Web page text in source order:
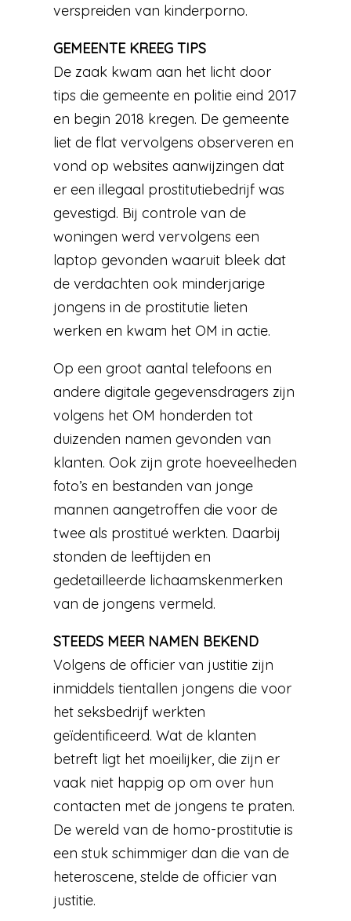
verspreiden van kinderporno.
GEMEENTE KREEG TIPS
De zaak kwam aan het licht door
tips die gemeente en politie eind 2017
en begin 2018 kregen. De gemeente
liet de flat vervolgens observeren en
vond op websites aanwijzingen dat
er een illegaal prostitutiebedrijf was
gevestigd. Bij controle van de
woningen werd vervolgens een
laptop gevonden waaruit bleek dat
de verdachten ook minderjarige
jongens in de prostitutie lieten
werken en kwam het OM in actie.
Op een groot aantal telefoons en
andere digitale gegevensdragers zijn
volgens het OM honderden tot
duizenden namen gevonden van
klanten. Ook zijn grote hoeveelheden
foto’s en bestanden van jonge
mannen aangetroffen die voor de
twee als prostitué werkten. Daarbij
stonden de leeftijden en
gedetailleerde lichaamskenmerken
van de jongens vermeld.
STEEDS MEER NAMEN BEKEND
Volgens de officier van justitie zijn
inmiddels tientallen jongens die voor
het seksbedrijf werkten
geïdentificeerd. Wat de klanten
betreft ligt het moeilijker, die zijn er
vaak niet happig op om over hun
contacten met de jongens te praten.
De wereld van de homo-prostitutie is
een stuk schimmiger dan die van de
heteroscene, stelde de officier van
justitie.